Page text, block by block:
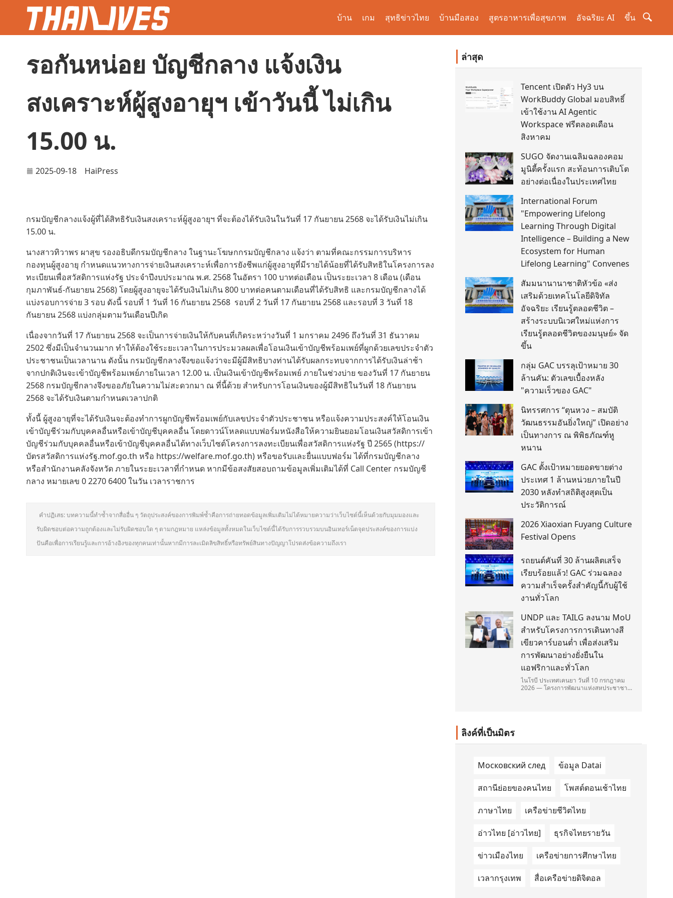
บ้าน เกม สุทธิข่าวไทย บ้านมือสอง สูตรอาหารเพื่อสุขภาพ อัจฉริยะ AI ขึ้น
รอกันหน่อย บัญชีกลาง แจ้งเงิน
สงเคราะห์ผู้สูงอายุฯ เข้าวันนี้ ไม่เกิน
15.00 น.
2025-09-18 HaiPress
กรมบัญชีกลางแจ้งผู้ที่ได้สิทธิรับเงินสงเคราะห์ผู้สูงอายุฯ ที่จะต้องได้รับเงินในวันที่ 17 กันยายน 2568 จะได้รับเงินไม่เกิน
15.00 น.
นางสาวทิวาพร ผาสุข รองอธิบดีกรมบัญชีกลาง ในฐานะโฆษกกรมบัญชีกลาง แจ้งว่า ตามที่คณะกรรมการบริหาร
กองทุนผู้สูงอายุ กำหนดแนวทางการจ่ายเงินสงเคราะห์เพื่อการยังชีพแก่ผู้สูงอายุที่มีรายได้น้อยที่ได้รับสิทธิในโครงการลง
ทะเบียนเพื่อสวัสดิการแห่งรัฐ ประจำปีงบประมาณ พ.ศ. 2568 ในอัตรา 100 บาทต่อเดือน เป็นระยะเวลา 8 เดือน (เดือน
กุมภาพันธ์-กันยายน 2568) โดยผู้สูงอายุจะได้รับเงินไม่เกิน 800 บาทต่อคนตามเดือนที่ได้รับสิทธิ และกรมบัญชีกลางได้
แบ่งรอบการจ่าย 3 รอบ ดังนี้ รอบที่ 1 วันที่ 16 กันยายน 2568 รอบที่ 2 วันที่ 17 กันยายน 2568 และรอบที่ 3 วันที่ 18
กันยายน 2568 แบ่งกลุ่มตามวันเดือนปีเกิด
เนื่องจากวันที่ 17 กันยายน 2568 จะเป็นการจ่ายเงินให้กับคนที่เกิดระหว่างวันที่ 1 มกราคม 2496 ถึงวันที่ 31 ธันวาคม
2502 ซึ่งมีเป็นจำนวนมาก ทำให้ต้องใช้ระยะเวลาในการประมวลผลเพื่อโอนเงินเข้าบัญชีพร้อมเพย์ที่ผูกด้วยเลขประจำตัว
ประชาชนเป็นเวลานาน ดังนั้น กรมบัญชีกลางจึงขอแจ้งว่าจะมีผู้มีสิทธิบางท่านได้รับผลกระทบจากการได้รับเงินล่าช้า
จากปกติเงินจะเข้าบัญชีพร้อมเพย์ภายในเวลา 12.00 น. เป็นเงินเข้าบัญชีพร้อมเพย์ ภายในช่วงบ่าย ของวันที่ 17 กันยายน
2568 กรมบัญชีกลางจึงขออภัยในความไม่สะดวกมา ณ ที่นี้ด้วย สำหรับการโอนเงินของผู้มีสิทธิในวันที่ 18 กันยายน
2568 จะได้รับเงินตามกำหนดเวลาปกติ
ทั้งนี้ ผู้สูงอายุที่จะได้รับเงินจะต้องทำการผูกบัญชีพร้อมเพย์กับเลขประจำตัวประชาชน หรือแจ้งความประสงค์ให้โอนเงิน
เข้าบัญชีร่วมกับบุคคลอื่นหรือเข้าบัญชีบุคคลอื่น โดยดาวน์โหลดแบบฟอร์มหนังสือให้ความยินยอมโอนเงินสวัสดิการเข้า
บัญชีร่วมกับบุคคลอื่นหรือเข้าบัญชีบุคคลอื่นได้ทางเว็บไซต์โครงการลงทะเบียนเพื่อสวัสดิการแห่งรัฐ ปี 2565 (https://
บัตรสวัสดิการแห่งรัฐ.mof.go.th หรือ https://welfare.mof.go.th) หรือขอรับและยื่นแบบฟอร์ม ได้ที่กรมบัญชีกลาง
หรือสำนักงานคลังจังหวัด ภายในระยะเวลาที่กำหนด หากมีข้อสงสัยสอบถามข้อมูลเพิ่มเติมได้ที่ Call Center กรมบัญชี
กลาง หมายเลข 0 2270 6400 ในวัน เวลาราชการ
คำปฏิเสธ: บทความนี้ทำซ้ำจากสื่ออื่น ๆ วัตถุประสงค์ของการพิมพ์ซ้ำคือการถ่ายทอดข้อมูลเพิ่มเติมไม่ได้หมายความว่าเว็บไซต์นี้เห็นด้วยกับมุมมองและ
รับผิดชอบต่อความถูกต้องและไม่รับผิดชอบใด ๆ ตามกฎหมาย แหล่งข้อมูลทั้งหมดในเว็บไซต์นี้ได้รับการรวบรวมบนอินเทอร์เน็ตจุดประสงค์ของการแบ่ง
ปันคือเพื่อการเรียนรู้และการอ้างอิงของทุกคนเท่านั้นหากมีการละเมิดลิขสิทธิ์หรือทรัพย์สินทางปัญญาโปรดส่งข้อความถึงเรา
ล่าสุด
Tencent เปิดตัว Hy3 บน
WorkBuddy Global มอบสิทธิ์
เข้าใช้งาน AI Agentic
Workspace ฟรีตลอดเดือน
สิงหาคม
SUGO จัดงานเฉลิมฉลองคอม
มูนิตี้ครั้งแรก สะท้อนการเติบโต
อย่างต่อเนื่องในประเทศไทย
International Forum
"Empowering Lifelong
Learning Through Digital
Intelligence – Building a New
Ecosystem for Human
Lifelong Learning" Convenes
สัมมนานานาชาติหัวข้อ «ส่ง
เสริมด้วยเทคโนโลยีดิจิทัล
อัจฉริยะ เรียนรู้ตลอดชีวิต –
สร้างระบบนิเวศใหม่แห่งการ
เรียนรู้ตลอดชีวิตของมนุษย์» จัด
ขึ้น
กลุ่ม GAC บรรลุเป้าหมาย 30
ล้านคัน: ตัวเลขเบื้องหลัง
"ความเร็วของ GAC"
นิทรรศการ “ตุนหวง – สมบัติ
วัฒนธรรมอันยิ่งใหญ่” เปิดอย่าง
เป็นทางการ ณ พิพิธภัณฑ์หู
หนาน
GAC ตั้งเป้าหมายยอดขายต่าง
ประเทศ 1 ล้านหน่วยภายในปี
2030 หลังทำสถิติสูงสุดเป็น
ประวัติการณ์
2026 Xiaoxian Fuyang Culture
Festival Opens
รถยนต์คันที่ 30 ล้านผลิตเสร็จ
เรียบร้อยแล้ว! GAC ร่วมฉลอง
ความสำเร็จครั้งสำคัญนี้กับผู้ใช้
งานทั่วโลก
UNDP และ TAILG ลงนาม MoU
สำหรับโครงการการเดินทางสี
เขียวคาร์บอนต่ำ เพื่อส่งเสริม
การพัฒนาอย่างยั่งยืนใน
แอฟริกาและทั่วโลก
ไนโรบี ประเทศเคนยา วันที่ 10 กรกฎาคม
2026 — โครงการพัฒนาแห่งสหประชาชาติ
ลิงค์ที่เป็นมิตร
Московский след ข้อมูล Datai
สถานีย่อยของคนไทย โพสต์ตอนเช้าไทย
ภาษาไทย เครือข่ายชีวิตไทย
อ่าวไทย [อ่าวไทย] ธุรกิจไทยรายวัน
ข่าวเมืองไทย เครือข่ายการศึกษาไทย
เวลากรุงเทพ สื่อเครือข่ายดิจิตอล